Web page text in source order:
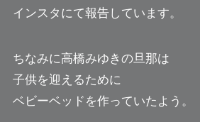
インスタにて報告しています。
ちなみに高橋みゆきの旦那は
子供を迎えるために
ベビーベッドを作っていたよう。